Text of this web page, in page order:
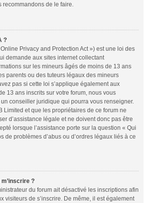
recommandons de le faire.
?
Privacy and Protection Act ») est une loi des
demande aux sites internet collectant
sur les mineurs âgés de moins de 13 ans
parents ou des tuteurs légaux des mineurs
pas si cette loi s’applique également aux
13 ans inscrits sur votre forum, nous vous
conseiller juridique qui pourra vous renseigner.
Limited et que les propriétaires de ce forum ne
d’assistance légale et ne doivent donc pas être
lorsque l’assistance porte sur la question « Qui
de problèmes d’abus ou d’ordres légaux liés à ce
?
du forum ait désactivé les inscriptions afin
visiteurs de s’inscrire. De même, il est également